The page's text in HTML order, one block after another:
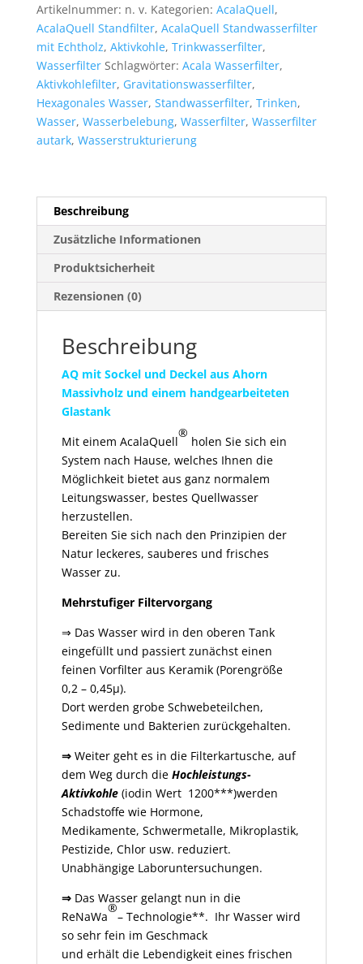
blauem
Glas
Menge
Artikelnummer: n. v. Kategorien: AcalaQuell,
AcalaQuell Standfilter, AcalaQuell Standwasserfilter
mit Echtholz, Aktivkohle, Trinkwasserfilter,
Wasserfilter Schlagwörter: Acala Wasserfilter,
Aktivkohlefilter, Gravitationswasserfilter,
Hexagonales Wasser, Standwasserfilter, Trinken,
Wasser, Wasserbelebung, Wasserfilter, Wasserfilter
autark, Wasserstrukturierung
Beschreibung
Zusätzliche Informationen
Produktsicherheit
Rezensionen (0)
Beschreibung
AQ mit Sockel und Deckel aus Ahorn
Massivholz und einem handgearbeiteten
Glastank
Mit einem AcalaQuell
®
holen Sie sich ein
System nach Hause, welches Ihnen die
Möglichkeit bietet aus ganz normalem
Leitungswasser, bestes Quellwasser
herzustellen.
Bereiten Sie sich nach den Prinzipien der
Natur leckeres, sauberes und frisches
Wasser zu.
Mehrstufiger Filtervorgang
⇒ Das Wasser wird in den oberen Tank
eingefüllt und passiert zunächst einen
feinen Vorfilter aus Keramik (Porengröße
0,2 – 0,45µ).
Dort werden grobe Schwebeteilchen,
Sedimente und Bakterien zurückgehalten.
⇒ Weiter geht es in die Filterkartusche, auf
dem Weg durch die Hochleistungs-
Aktivkohle(iodin Wert 1200***)werden
Schadstoffe wie Hormone,
Medikamente, Schwermetalle, Mikroplastik,
Pestizide, Chlor usw. reduziert.
Unabhängige Laboruntersuchungen.
⇒ Das Wasser gelangt nun in die
ReNaWa
®
– Technologie**. Ihr Wasser wird
so sehr fein im Geschmack
und erhält die Lebendigkeit eines frischen